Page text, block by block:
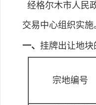
经格尔木市人民
交易中心组织实施
一、 挂牌出让地块
宗地编号